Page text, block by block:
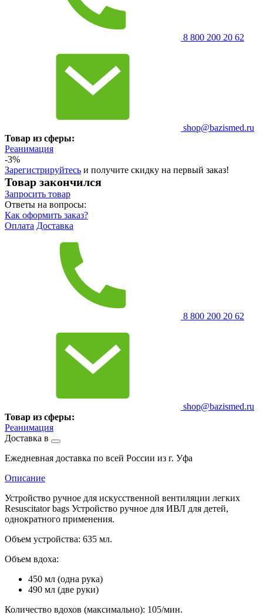
8 800 200 20 62
shop@bazismed.ru
Товар из сферы:
Реанимация
-3%
Зарегистрируйтесь и получите скидку на первый заказ!
Товар закончился
Запросить товар
Ответы на вопросы:
Как оформить заказ?
Оплата Доставка
8 800 200 20 62
shop@bazismed.ru
Товар из сферы:
Реанимация
Доставка в
Ежедневная доставка по всей России из г. Уфа
Описание
Устройство ручное для искусственной вентиляции легких
Resuscitator bags Устройство ручное для ИВЛ для детей,
однократного применения.
Объем устройства: 635 мл.
Объем вдоха:
450 мл (одна рука)
490 мл (две руки)
Количество вдохов (максимально): 105/мин.